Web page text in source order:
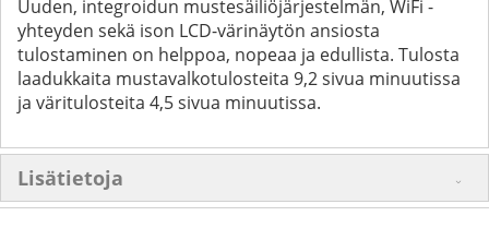
Uuden, integroidun mustesäiliöjärjestelmän, WiFi -
yhteyden sekä ison LCD-värinäytön ansiosta
tulostaminen on helppoa, nopeaa ja edullista. Tulosta
laadukkaita mustavalkotulosteita 9,2 sivua minuutissa
ja väritulosteita 4,5 sivua minuutissa.
Lisätietoja